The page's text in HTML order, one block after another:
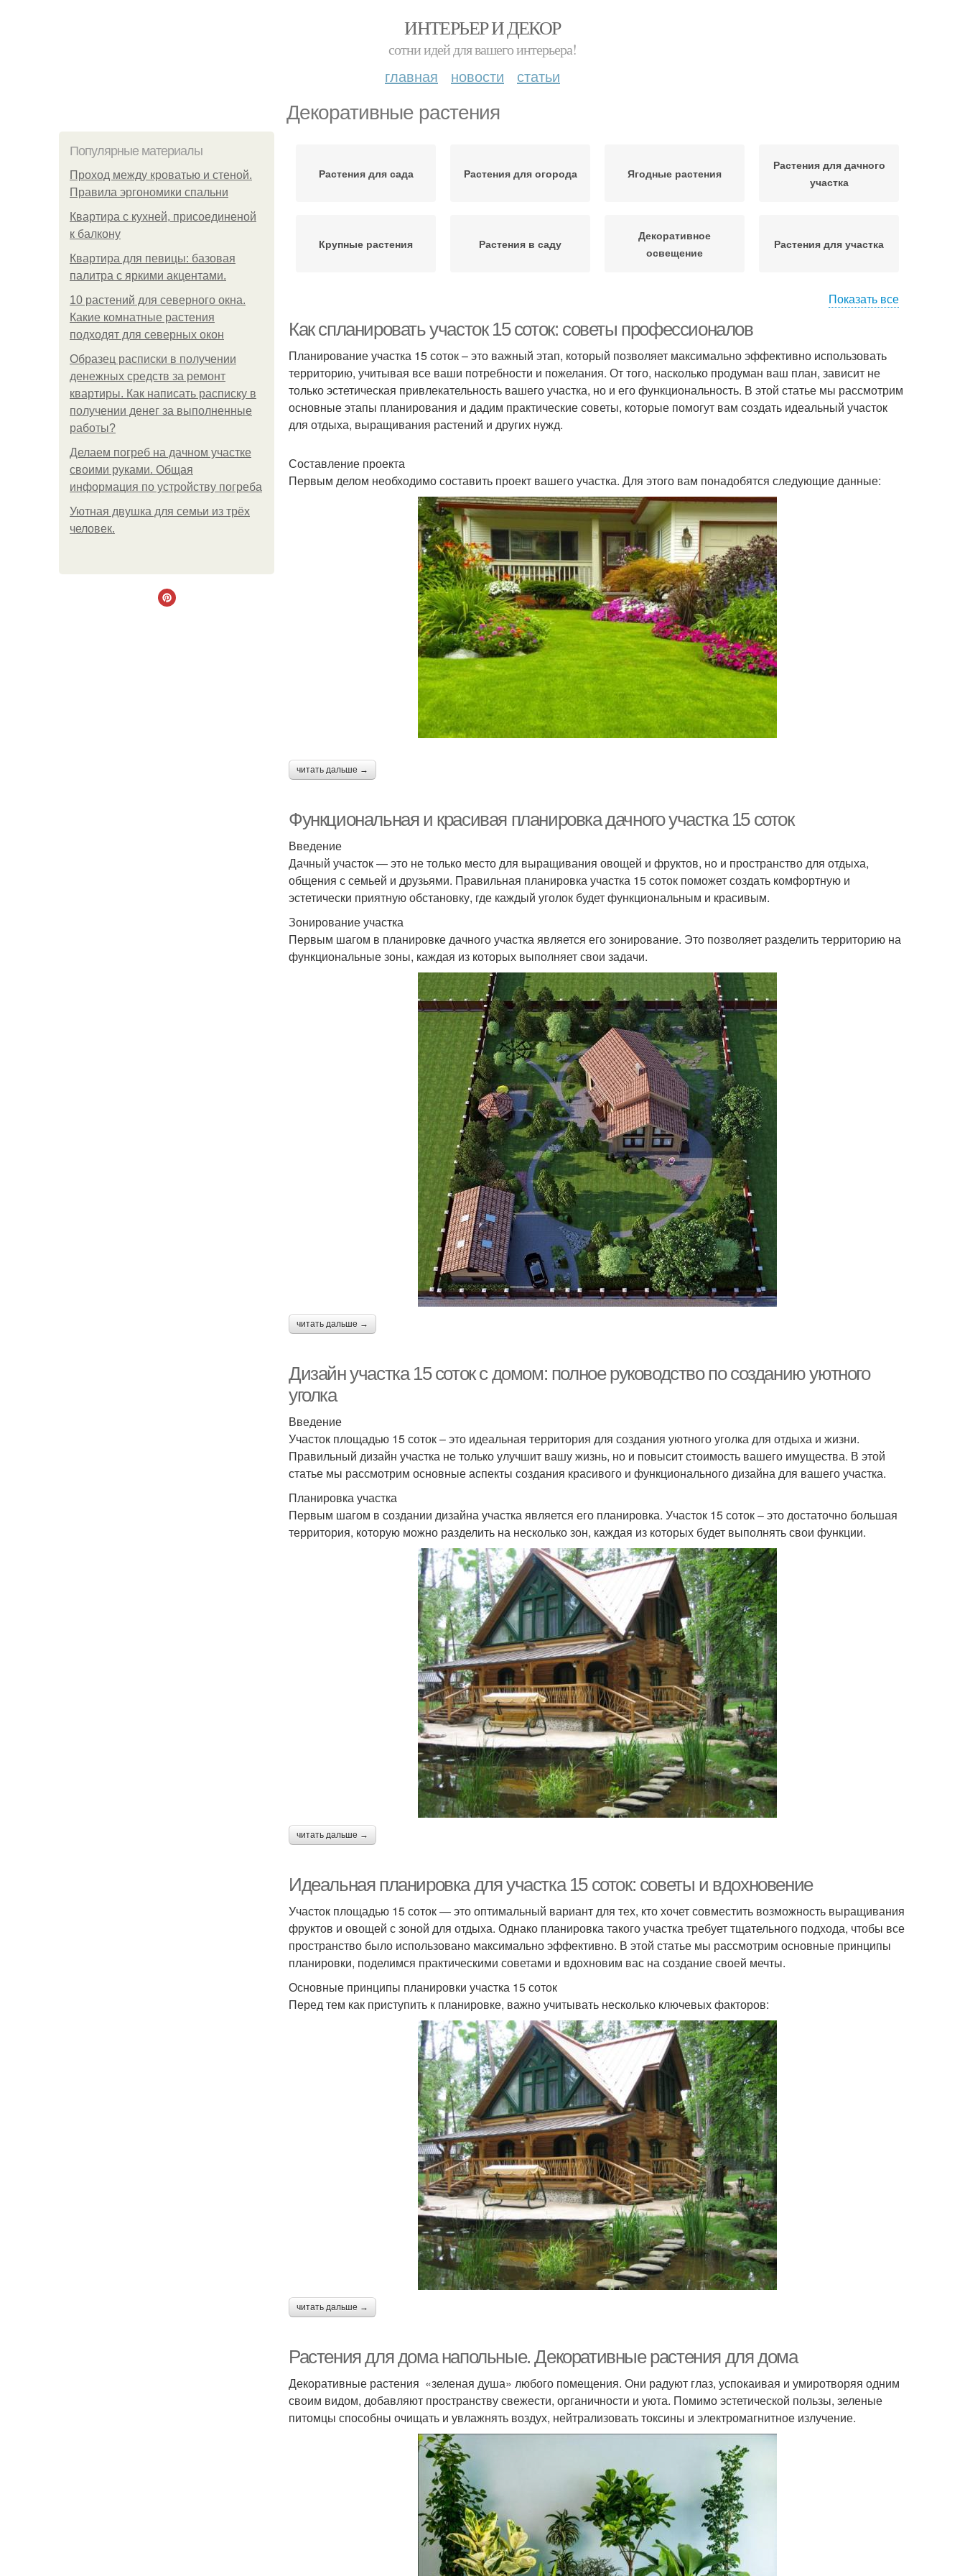
ИНТЕРЬЕР И ДЕКОР
сотни идей для вашего интерьера!
главная новости статьи
Декоративные растения
Популярные материалы
Проход между кроватью и стеной.
Правила эргономики спальни
Квартира с кухней, присоединеной
к балкону
Квартира для певицы: базовая
палитра с яркими акцентами.
10 растений для северного окна.
Какие комнатные растения
подходят для северных окон
Образец расписки в получении
денежных средств за ремонт
квартиры. Как написать расписку в
получении денег за выполненные
работы?
Делаем погреб на дачном участке
своими руками. Общая
информация по устройству погреба
Уютная двушка для семьи из трёх
человек.
Растения для сада Растения для огорода Ягодные растения
Растения для дачного
участка
Крупные растения Растения в саду
Декоративное
освещение
Растения для участка
листьями
комнатных растений
Популярные растения
Растения в
современном интерьере
Растения для интерьера
Искусственные
растения
Показать все
Как спланировать участок 15 соток: советы профессионалов
Планирование участка 15 соток – это важный этап, который позволяет максимально эффективно использовать
территорию, учитывая все ваши потребности и пожелания. От того, насколько продуман ваш план, зависит не
только эстетическая привлекательность вашего участка, но и его функциональность. В этой статье мы рассмотрим
основные этапы планирования и дадим практические советы, которые помогут вам создать идеальный участок
для отдыха, выращивания растений и других нужд.
Составление проекта
Первым делом необходимо составить проект вашего участка. Для этого вам понадобятся следующие данные:
читать дальше →
Функциональная и красивая планировка дачного участка 15 соток
Введение
Дачный участок — это не только место для выращивания овощей и фруктов, но и пространство для отдыха,
общения с семьей и друзьями. Правильная планировка участка 15 соток поможет создать комфортную и
эстетически приятную обстановку, где каждый уголок будет функциональным и красивым.
Зонирование участка
Первым шагом в планировке дачного участка является его зонирование. Это позволяет разделить территорию на
функциональные зоны, каждая из которых выполняет свои задачи.
читать дальше →
Дизайн участка 15 соток с домом: полное руководство по созданию уютного
уголка
Введение
Участок площадью 15 соток – это идеальная территория для создания уютного уголка для отдыха и жизни.
Правильный дизайн участка не только улучшит вашу жизнь, но и повысит стоимость вашего имущества. В этой
статье мы рассмотрим основные аспекты создания красивого и функционального дизайна для вашего участка.
Планировка участка
Первым шагом в создании дизайна участка является его планировка. Участок 15 соток – это достаточно большая
территория, которую можно разделить на несколько зон, каждая из которых будет выполнять свои функции.
читать дальше →
Идеальная планировка для участка 15 соток: советы и вдохновение
Участок площадью 15 соток — это оптимальный вариант для тех, кто хочет совместить возможность выращивания
фруктов и овощей с зоной для отдыха. Однако планировка такого участка требует тщательного подхода, чтобы все
пространство было использовано максимально эффективно. В этой статье мы рассмотрим основные принципы
планировки, поделимся практическими советами и вдохновим вас на создание своей мечты.
Основные принципы планировки участка 15 соток
Перед тем как приступить к планировке, важно учитывать несколько ключевых факторов:
читать дальше →
Растения для дома напольные. Декоративные растения для дома
Декоративные растения «зеленая душа» любого помещения. Они радуют глаз, успокаивая и умиротворяя одним
своим видом, добавляют пространству свежести, органичности и уюта. Помимо эстетической пользы, зеленые
питомцы способны очищать и увлажнять воздух, нейтрализовать токсины и электромагнитное излучение.